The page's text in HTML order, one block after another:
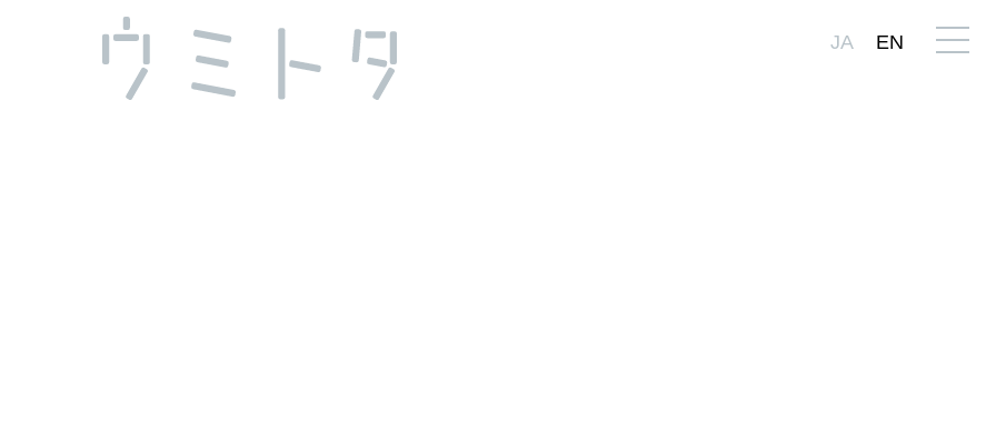
EN
JA